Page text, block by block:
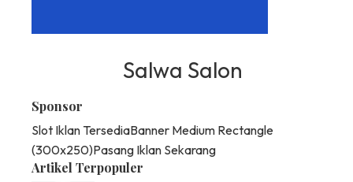
Salwa Salon
Sponsor
Slot Iklan TersediaBanner Medium Rectangle
(300x250)Pasang Iklan Sekarang
Artikel Terpopuler